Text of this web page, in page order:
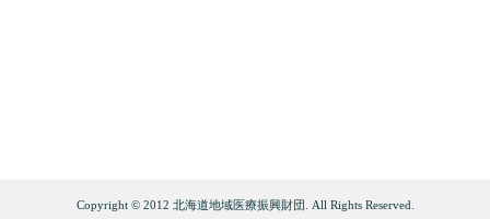
Copyright © 2012 北海道地域医療振興財団. All Rights Reserved.